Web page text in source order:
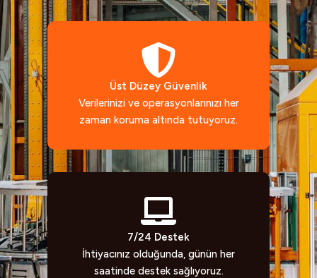
Üst Düzey Güvenlik
Verilerinizi ve operasyonlarınızı her
zaman koruma altında tutuyoruz.
7/24 Destek
İhtiyacınız olduğunda, günün her
saatinde destek sağlıyoruz.